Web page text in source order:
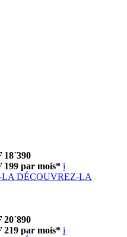
199 par mois* i
LA DÉCOUVREZ-LA
219 par mois* i